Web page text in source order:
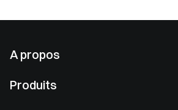
A propos
Produits